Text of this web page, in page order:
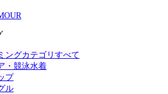
ングカテゴリすべて
・競泳水着
プ
ル